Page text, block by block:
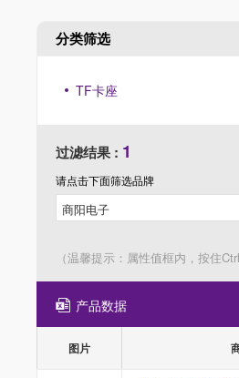
分类筛选
TF卡座
过滤结果 : 1
请点击下面筛选品牌
（温馨提示：属性值框内，按住
产品数据
图片